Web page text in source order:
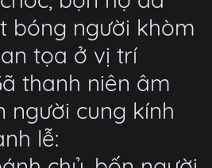
bóng người khòm
tọa ở vị trí
thanh niên âm
người cung kính
lễ: